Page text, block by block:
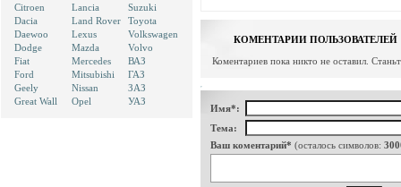
Citroen
Dacia
Daewoo
Dodge
Fiat
Ford
Geely
Great Wall
Lancia
Land Rover
Lexus
Mazda
Mercedes
Mitsubishi
Nissan
Opel
Suzuki
Toyota
Volkswagen
Volvo
ВАЗ
ГАЗ
ЗАЗ
УАЗ
КОМЕНТАРИИ ПОЛЬЗОВАТЕЛЕЙ
Коментариев пока никто не оставил.
Имя*:
Тема:
Ваш коментарий* (осталось символов: